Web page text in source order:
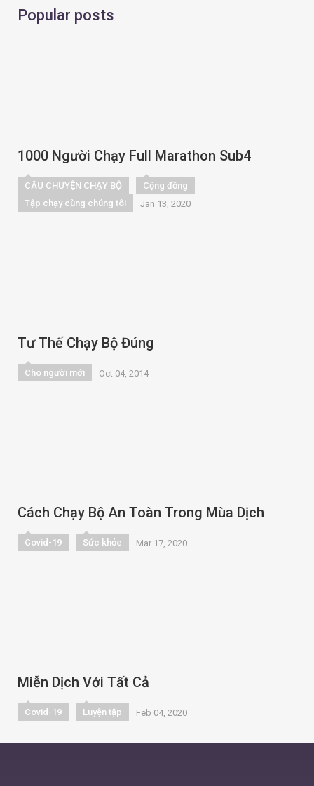
Popular posts
1000 Người Chạy Full Marathon Sub4
CÂU CHUYỆN CHẠY BỘ
Cộng đồng
Tập chạy cùng chúng tôi
Jan 13, 2020
Tư Thế Chạy Bộ Đúng
Cho người mới Oct 04, 2014
Cách Chạy Bộ An Toàn Trong Mùa Dịch
Covid-19 Sức khỏe Mar 17, 2020
Miễn Dịch Với Tất Cả
Covid-19 Luyện tập Feb 04, 2020